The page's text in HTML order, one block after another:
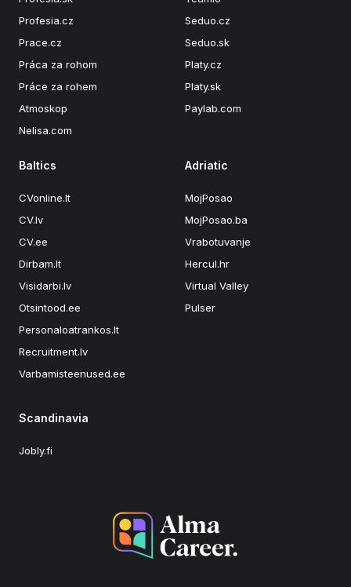
Profesia.cz
Prace.cz
Práca za rohom
Práce za rohem
Atmoskop
Nelisa.com
Seduo.cz
Seduo.sk
Platy.cz
Platy.sk
Paylab.com
Baltics
CVonline.lt
CV.lv
CV.ee
Dirbam.lt
Visidarbi.lv
Otsintood.ee
Personaloatrankos.lt
Recruitment.lv
Varbamisteenused.ee
Adriatic
MojPosao
MojPosao.ba
Vrabotuvanje
Hercul.hr
Virtual Valley
Pulser
Scandinavia
Jobly.fi